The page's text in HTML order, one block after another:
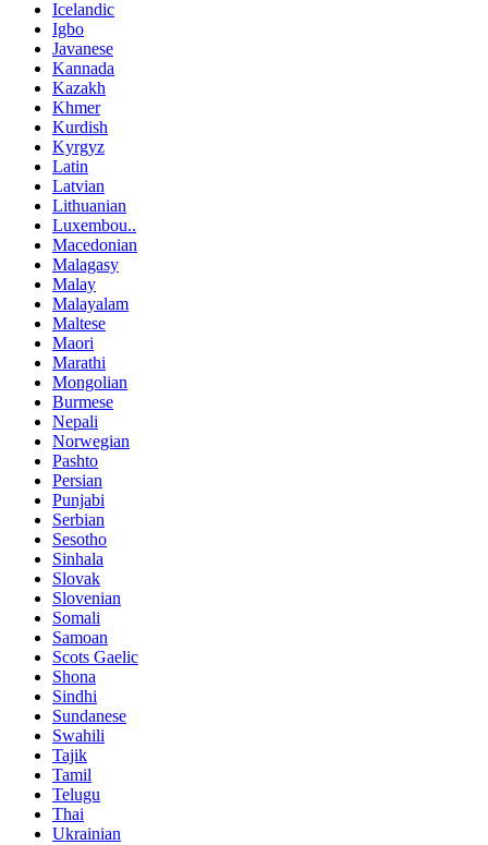
Icelandic
Igbo
Javanese
Kannada
Kazakh
Khmer
Kurdish
Kyrgyz
Latin
Latvian
Lithuanian
Luxembou..
Macedonian
Malagasy
Malay
Malayalam
Maltese
Maori
Marathi
Mongolian
Burmese
Nepali
Norwegian
Pashto
Persian
Punjabi
Serbian
Sesotho
Sinhala
Slovak
Slovenian
Somali
Samoan
Scots Gaelic
Shona
Sindhi
Sundanese
Swahili
Tajik
Tamil
Telugu
Thai
Ukrainian